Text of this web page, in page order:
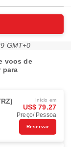
GMT+0
voos de
para
Início em
US$ 79.27
Preço/ Pessoa
Reservar